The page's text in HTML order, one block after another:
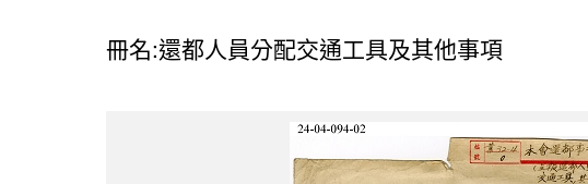
冊名:還都人員分配交通工具及其他事項